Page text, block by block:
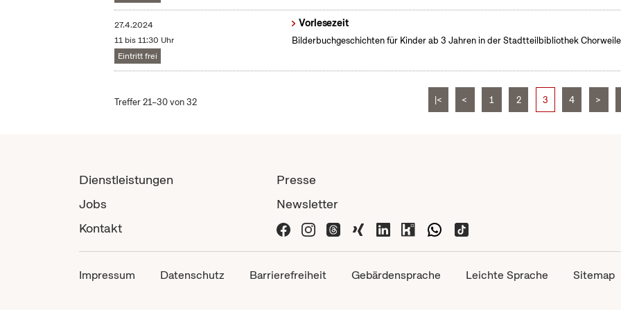
27.4.2024
11 bis 11:30 Uhr
Eintritt frei
Vorlesezeit
Bilderbuchgeschichten für Kinder ab 3 Jahren in der Stadtteilbibliothek
Treffer 21–30 von 32 |< < 1 2 3 4 >
Dienstleistungen
Jobs
Kontakt
Presse
Newsletter
Impressum Datenschutz Barrierefreiheit Gebärdensprache Leichte Sprache Sitemap